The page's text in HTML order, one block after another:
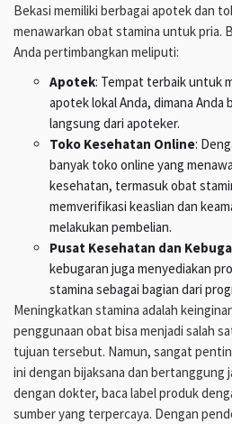
Bekasi memiliki berbagai apotek dan
menawarkan obat stamina untuk pria.
Anda pertimbangkan meliputi:
Apotek: Tempat terbaik untuk
apotek lokal Anda, dimana Anda
langsung dari apoteker.
Toko Kesehatan Online:
banyak toko online yang
kesehatan, termasuk obat
memverifikasi keaslian dan
melakukan pembelian.
Pusat Kesehatan dan
kebugaran juga menyediakan
stamina sebagai bagian dari
Meningkatkan stamina adalah
penggunaan obat bisa menjadi salah
tujuan tersebut. Namun, sangat
ini dengan bijaksana dan bertanggung
dengan dokter, baca label produk
sumber yang terpercaya. Dengan